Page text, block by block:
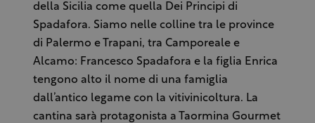
della Sicilia come quella Dei Principi di
Spadafora. Siamo nelle colline tra le province
di Palermo e Trapani, tra Camporeale e
Alcamo: Francesco Spadafora e la figlia Enrica
tengono alto il nome di una famiglia
dall’antico legame con la vitivinicoltura. La
cantina sarà protagonista a Taormina Gourmet